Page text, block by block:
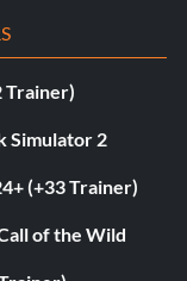
Trainer)
Simulator 2
(+33 Trainer)
of the Wild